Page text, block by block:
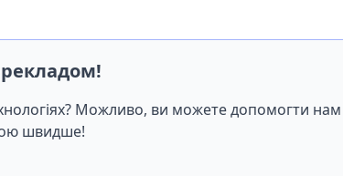
Можливо, ви можете допомогти нам
швидше!